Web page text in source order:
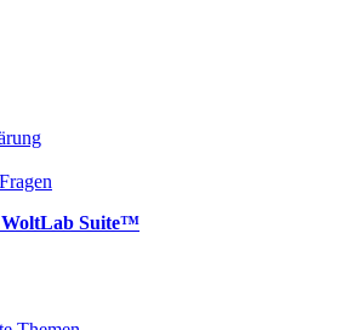
WoltLab Suite™